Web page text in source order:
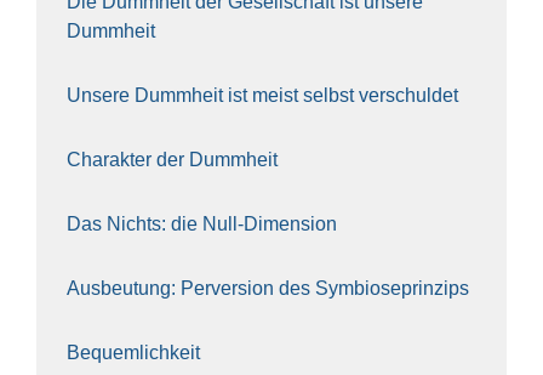
Dumm­heit
Unse­re Dumm­heit ist meist selbst ver­schul­det
Cha­rak­ter der Dumm­heit
Das Nichts: die Null-Dimen­si­on
Aus­beu­tung: Per­ver­si­on des Sym­bio­se­prin­zips
Bequem­lich­keit